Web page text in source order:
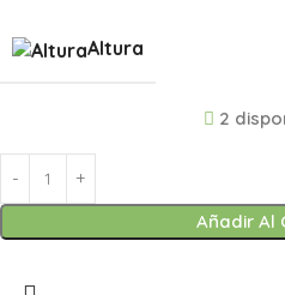
Altura
2
Añadir Al